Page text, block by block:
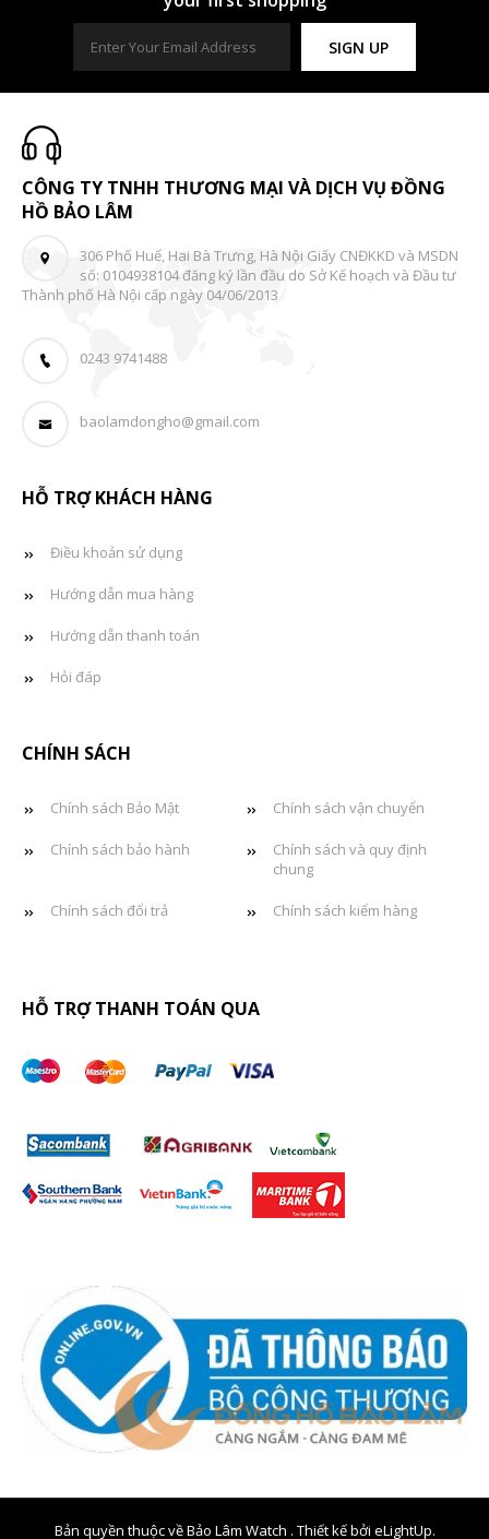
SIGN UP
CÔNG TY TNHH THƯƠNG MẠI VÀ DỊCH VỤ ĐỒNG
HỒ BẢO LÂM
306 Phố Huế, Hai Bà Trưng, Hà Nội Giấy CNĐKKD và MSDN
số: 0104938104 đăng ký lần đầu do Sở Kế hoạch và Đầu tư
Thành phố Hà Nội cấp ngày 04/06/2013
0243 9741488
baolamdongho@gmail.com
HỖ TRỢ KHÁCH HÀNG
Điều khoản sử dụng
Hướng dẫn mua hàng
Hướng dẫn thanh toán
Hỏi đáp
CHÍNH SÁCH
Chính sách Bảo Mật Chính sách vận chuyển
Chính sách bảo hành
Chính sách và quy định
chung
Chính sách đổi trả Chính sách kiểm hàng
HỖ TRỢ THANH TOÁN QUA
Bản quyền thuộc về Bảo Lâm Watch . Thiết kế bởi eLightUp.